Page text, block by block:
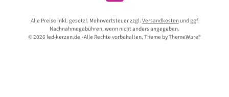
Alle Preise inkl. gesetzl. Mehrwertsteuer zzgl. Versandkostenund ggf.
Nachnahmegebühren, wenn nicht anders angegeben.
© 2026 led-kerzen.de - Alle Rechte vorbehalten. Theme byThemeWare®